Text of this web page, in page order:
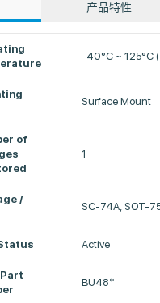
产品特性
-40°C ~ 125°C
Surface Mount
of
1
/
SC-74A, SOT-
Active
BU48*